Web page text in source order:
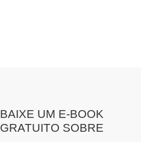
BAIXE UM E-BOOK
GRATUITO SOBRE